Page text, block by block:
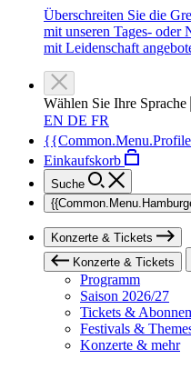
Überschreiten Sie die
mit unseren Tages- oder
mit Leidenschaft
Wählen Sie Ihre Sprache
EN DE FR
Einkaufskorb
Suche
Konzerte & Tickets
Konzerte & Tickets
Programm
Saison 2026/27
Tickets &
Festivals &
Konzerte & mehr